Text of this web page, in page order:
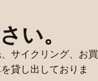
い。
サイクリング、お買
貸し出しておりま